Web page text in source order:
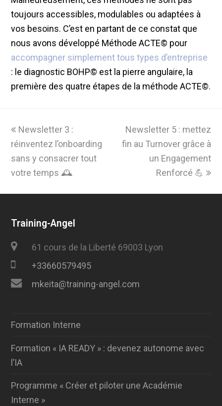
toujours accessibles, modulables ou adaptées à
vos besoins. C’est en partant de ce constat que
nous avons développé Méthode ACTE© pour
accompagner simplement tous types d’entreprise
: le diagnostic BOHP© est la pierre angulaire, la
première des quatre étapes de la méthode ACTE©.
previous
post:
Newsletter 3 :
réinventez l’onboarding
sans y consacrer tout
votre temps 🕰️
next
post:
Newsletter 5 : mettez
fin au Turnover grâce à
un Engagement
Renforcé 💪
Training-Angel
61 cours de la Liberté 69003 Lyon
+33660579495
mkeita@training-angel.com
Formation Interne
Formation « IA READY » : devenez autonome avec
l’IA
Programme « Créer et piloter une Académie
Interne »